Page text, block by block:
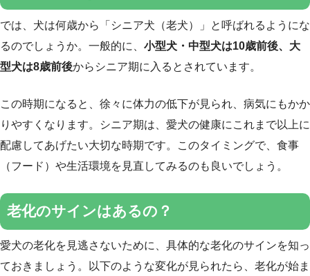
では、犬は何歳から「シニア犬（老犬）」と呼ばれるようにな
るのでしょうか。一般的に、 小型犬・中型犬は10歳前後、大
型犬は8歳前後からシニア期に入るとされています。
この時期になると、徐々に体力の低下が見られ、病気にもかか
りやすくなります。シニア期は、愛犬の健康にこれまで以上に
配慮してあげたい大切な時期です。このタイミングで、食事
（フード）や生活環境を見直してみるのも良いでしょう。
老化のサインはあるの？
愛犬の老化を見逃さないために、具体的な老化のサインを知っ
ておきましょう。以下のような変化が見られたら、老化が始ま